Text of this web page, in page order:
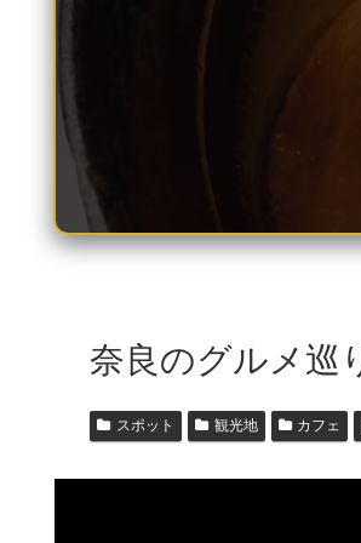
奈良のグルメ巡
スポット 観光地 カフェ